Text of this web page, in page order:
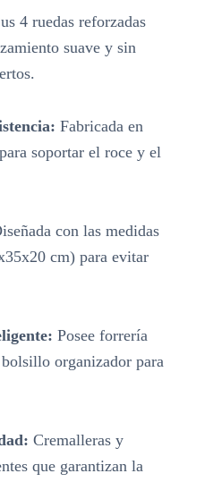
4 ruedas reforzadas
suave y sin
.
Fabricada en
soportar el roce y el
con las medidas
cm) para evitar
Posee forrería
organizador para
Cremalleras y
que garantizan la